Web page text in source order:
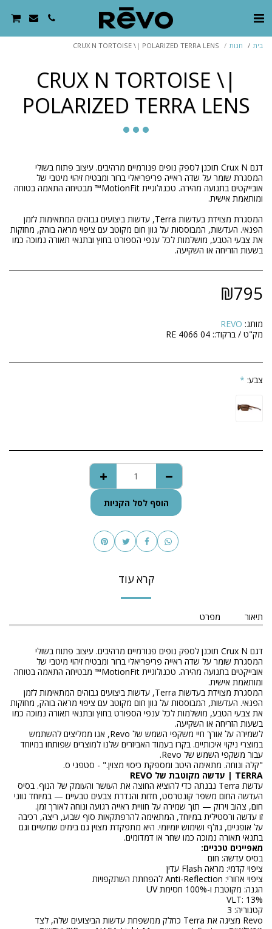
בית חנות CRUX N TORTOISE \| POLARIZED TERRA LENS
CRUX N TORTOISE \|
POLARIZED TERRA LENS
דגם Crux N תוכנן לספק נופים פנורמיים מרהיבים. עיצוב פתוח בשולי
המסגרת שומר על שדה ראייה פריפריאלי ברור ומבטיח זיהוי מיטבי של
אובייקטים בתנועה מהירה. טכנולוגיית MotionFit™ מבטיחה התאמה בטוחה
המסגרת מצוידת בעדשות Terra, עדשות ביצועים גבוהים המתאימות לזמן
הפנאי. העדשות, המבוססות על גוון חום מקוטב עם ציפוי מראה בוהק, מחזקות
את צבעי הטבע, מושלמות לכל ענפי הספורט בחוץ ובתנאי תאורה נמוכה כמו
בשעות הזריחה או השקיעה.
₪795
מותג: REVO
מק"ט / ברקוד:: RE 4066 04
צבע: *
הוסף לסל הקניות
קרא עוד
תיאור מפרט
דגם Crux N תוכנן לספק נופים פנורמיים מרהיבים. עיצוב פתוח בשולי
המסגרת שומר על שדה ראייה פריפריאלי ברור ומבטיח זיהוי מיטבי של
אובייקטים בתנועה מהירה. טכנולוגיית MotionFit™ מבטיחה התאמה בטוחה
ומותאמת אישית.
המסגרת מצוידת בעדשות Terra, עדשות ביצועים גבוהים המתאימות לזמן
הפנאי. העדשות, המבוססות על גוון חום מקוטב עם ציפוי מראה בוהק, מחזקות
את צבעי הטבע, מושלמות לכל ענפי הספורט בחוץ ובתנאי תאורה נמוכה כמו
בשעות הזריחה או השקיעה.
לשמירה על אורך חיי משקפי השמש של Revo, אנו ממליצים להשתמש
במוצרי ניקוי איכותיים. בקרו בעמוד האביזרים שלנו למוצרים שפותחו במיוחד
עבור משקפי השמש של Revo.
"קלה ונוחה. מתאימה היטב ומספקת כיסוי מצוין." - סטפני ס.
TERRA | עדשה מקוטבת של REVO
עדשת Terra נבנתה כדי להוציא החוצה את העושר והעומק של הנוף. בסיס
העדשה החום משפר קונטרסט, חדות והגדרת צבעים טבעיים — במיוחד גווני
חום, צהוב וירוק — תוך שמירה על חוויית ראייה רגועה ונוחה לאורך זמן.
זו עדשה ורסטילית במיוחד, המתאימה להרפתקאות סוף שבוע, ריצה, רכיבה
על אופניים, גולף ושימוש יומיומי. היא מתפקדת מצוין גם בימים שמשיים וגם
בתנאי תאורה נמוכה כמו שחר או דמדומים.
מאפיינים טכניים:
בסיס עדשה: חום
ציפוי קדמי: מראה Flash עדין
ציפוי אחורי: Anti-Reflection להפחתת השתקפויות
הגנה: מקוטבת ו-100% חסימת UV
VLT: 13%
קטגוריה: 3
Revo מציגה את Terra כחלק ממשפחת עדשות הביצועים שלה, לצד